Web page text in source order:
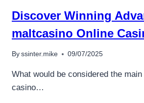
Discover Winning
maltcasino Online
By ssinter.mike 09/07/2025
What would be considered the
casino…